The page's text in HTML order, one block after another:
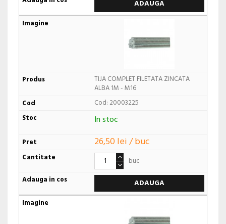
ADAUGA
TIJA COMPLET FILETATA ZINCATA
ALBA 1M - M16
Cod: 20003225
In stoc
26,50 lei / buc
buc
ADAUGA